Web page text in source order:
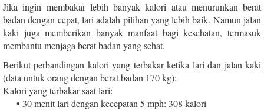
Jika ingin membakar lebih banyak kalori atau menurunkan berat
badan dengan cepat, lari adalah pilihan yang lebih baik. Namun jalan
kaki juga memberikan banyak manfaat bagi kesehatan, termasuk
membantu menjaga berat badan yang sehat.
Berikut perbandingan kalori yang terbakar ketika lari dan jalan kaki
(data untuk orang dengan berat badan 170 kg):
Kalori yang terbakar saat lari:
• 30 menit lari dengan kecepatan 5 mph: 308 kalori